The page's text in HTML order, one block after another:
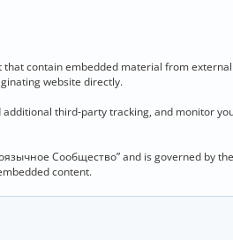
contain embedded material from
website directly.
third-party tracking, and monitor
Сообщество” and is governed
content.